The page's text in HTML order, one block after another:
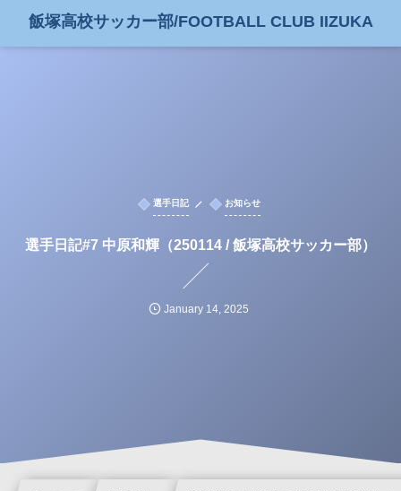
飯塚高校サッカー部/FOOTBALL CLUB IIZUKA
選手日記 お知らせ
選手日記#7 中原和輝（250114 / 飯塚高校サッカー部）
January 14, 2025